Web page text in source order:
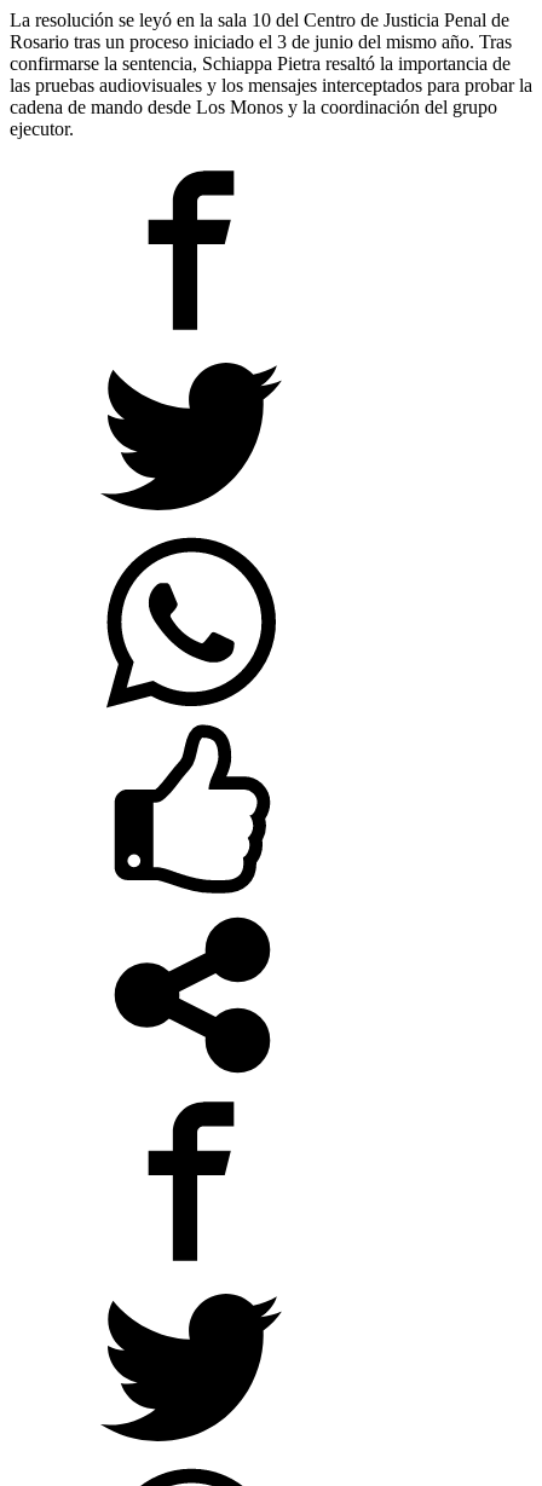
La resolución se leyó en la sala 10 del Centro de Justicia Penal de
Rosario tras un proceso iniciado el 3 de junio del mismo año. Tras
confirmarse la sentencia, Schiappa Pietra resaltó la importancia de
las pruebas audiovisuales y los mensajes interceptados para probar la
cadena de mando desde Los Monos y la coordinación del grupo
ejecutor.